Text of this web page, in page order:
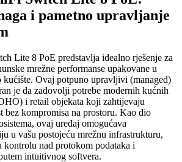
i pametno upravljanje
Lite 8 PoE predstavlja idealno rješenje za
mrežne performanse upakovane u
kućište. Ovaj potpuno upravljivi (managed)
je da zadovolji potrebe modernih kućnih
i retail objekata koji zahtijevaju
bez kompromisa na prostoru. Kao dio
ovaj uređaj omogućava
u vašu postojeću mrežnu infrastrukturu,
kontrolu nad protokom podataka i
intuitivnog softvera.